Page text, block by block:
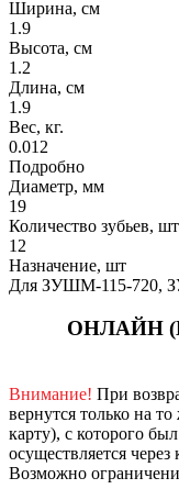
Ширина, см
1.9
Высота, см
1.2
Длина, см
1.9
Вес, кг.
0.012
Подробно
Диаметр, мм
19
Количество зубьев, шт
12
Назначение, шт
Для ЗУШМ-115-720,
ОНЛАЙН
Внимание! При
вернутся только на
карту), с которого
осуществляется
Возможно